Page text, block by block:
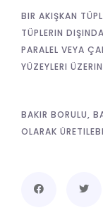
BIR AKIŞKAN
TÜPLERIN
PARALEL VEYA
YÜZEYLERI
BAKIR BORULU,
OLARAK